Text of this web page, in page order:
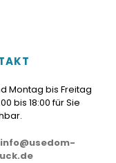
Montag bis Freitag
bis 18:00 für Sie
info@usedom-